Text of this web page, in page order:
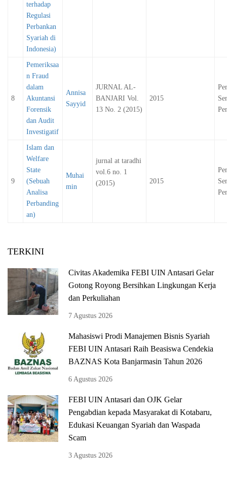
terhadap
Regulasi
Perbankan
Syariah di
Indonesia)
8
Pemeriksaa
n Fraud
dalam
Akuntansi
Forensik
dan Audit
Investigatif
Annisa
Sayyid
JURNAL AL-
BANJARI Vol.
13 No. 2 (2015)
2015
9
Islam dan
Welfare
State
(Sebuah
Analisa
Perbanding
an)
Muhai
min
jurnal at taradhi
vol.6 no. 1
(2015)
2015
TERKINI
Civitas Akademika FEBI UIN Antasari Gelar
Gotong Royong Bersihkan Lingkungan Kerja
dan Perkuliahan
7 Agustus 2026
Mahasiswi Prodi Manajemen Bisnis Syariah
FEBI UIN Antasari Raih Beasiswa Cendekia
BAZNAS Kota Banjarmasin Tahun 2026
6 Agustus 2026
FEBI UIN Antasari dan OJK Gelar
Pengabdian kepada Masyarakat di Kotabaru,
Edukasi Keuangan Syariah dan Waspada
Scam
3 Agustus 2026